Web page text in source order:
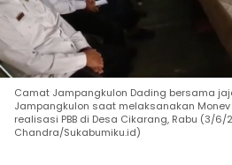
Camat Jampangkulon Dading bersama
Jampangkulon saat melaksanakan
realisasi PBB di Desa Cikarang, Rabu (3/6/
Chandra/Sukabumiku.id)